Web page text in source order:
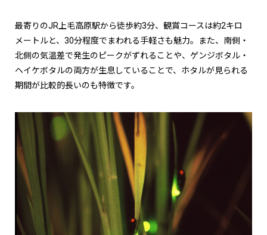
最寄りのJR上毛高原駅から徒歩約3分、観賞コースは約2キロ
メートルと、30分程度でまわれる手軽さも魅力。また、南側・
北側の気温差で発生のピークがずれることや、ゲンジボタル・
ヘイケボタルの両方が生息していることで、ホタルが見られる
期間が比較的長いのも特徴です。